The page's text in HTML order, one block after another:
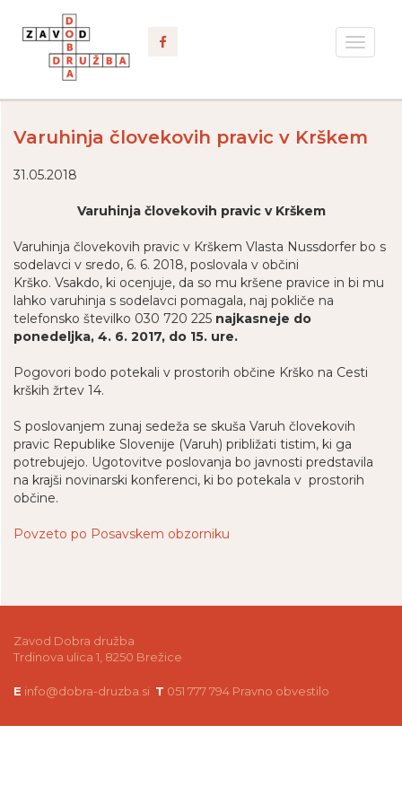
Toggle
Varuhinja človekovih pravic v Krškem
31.05.2018
Varuhinja človekovih pravic v Krškem
Varuhinja človekovih pravic v Krškem Vlasta Nussdorfer bo s
sodelavci v sredo, 6. 6. 2018, poslovala v občini
Krško. Vsakdo, ki ocenjuje, da so mu kršene pravice in bi mu
lahko varuhinja s sodelavci pomagala, naj pokliče na
telefonsko številko 030 720 225 najkasneje do
ponedeljka, 4. 6. 2017, do 15. ure.
Pogovori bodo potekali v prostorih občine Krško na Cesti
krških žrtev 14.
S poslovanjem zunaj sedeža se skuša Varuh človekovih
pravic Republike Slovenije (Varuh) približati tistim, ki ga
potrebujejo. Ugotovitve poslovanja bo javnosti predstavila
na krajši novinarski konferenci, ki bo potekala v prostorih
občine.
Povzeto po Posavskem obzorniku
Zavod Dobra družba
Trdinova ulica 1, 8250 Brežice
E info@dobra-druzba.si T 051 777 794 Pravno obvestilo